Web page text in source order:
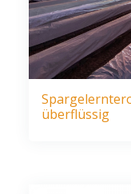
überflüssig